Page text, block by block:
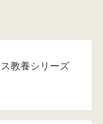
ス教養シリーズ